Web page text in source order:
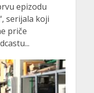
epizodu
serijala koji
priče